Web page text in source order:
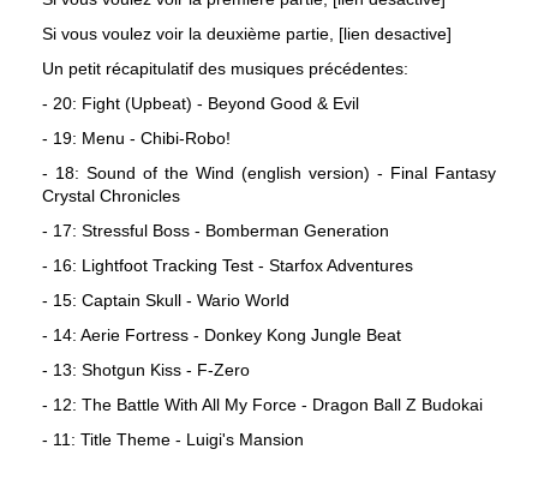
Si vous voulez voir la deuxième partie, [lien desactive]
Un petit récapitulatif des musiques précédentes:
- 20: Fight (Upbeat) - Beyond Good & Evil
- 19: Menu - Chibi-Robo!
- 18: Sound of the Wind (english version) - Final Fantasy
Crystal Chronicles
- 17: Stressful Boss - Bomberman Generation
- 16: Lightfoot Tracking Test - Starfox Adventures
- 15: Captain Skull - Wario World
- 14: Aerie Fortress - Donkey Kong Jungle Beat
- 13: Shotgun Kiss - F-Zero
- 12: The Battle With All My Force - Dragon Ball Z Budokai
- 11: Title Theme - Luigi's Mansion